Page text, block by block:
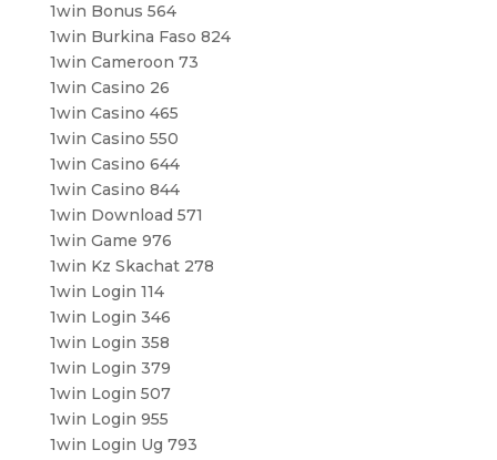
1win Bonus 564
1win Burkina Faso 824
1win Cameroon 73
1win Casino 26
1win Casino 465
1win Casino 550
1win Casino 644
1win Casino 844
1win Download 571
1win Game 976
1win Kz Skachat 278
1win Login 114
1win Login 346
1win Login 358
1win Login 379
1win Login 507
1win Login 955
1win Login Ug 793